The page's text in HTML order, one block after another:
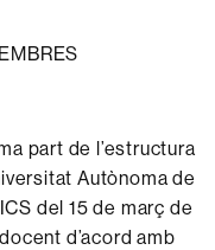
part de l’estructura
Autònoma de
del 15 de març de
docent d’acord amb